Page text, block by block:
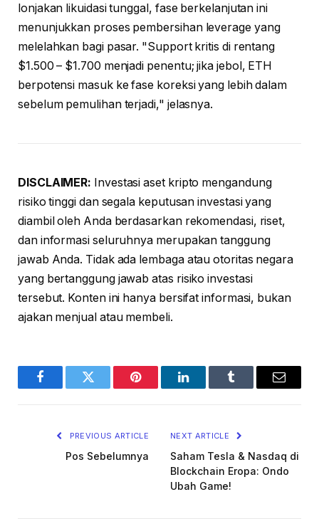
lonjakan likuidasi tunggal, fase berkelanjutan ini
menunjukkan proses pembersihan leverage yang
melelahkan bagi pasar. "Support kritis di rentang
$1.500 – $1.700 menjadi penentu; jika jebol, ETH
berpotensi masuk ke fase koreksi yang lebih dalam
sebelum pemulihan terjadi," jelasnya.
DISCLAIMER: Investasi aset kripto mengandung
risiko tinggi dan segala keputusan investasi yang
diambil oleh Anda berdasarkan rekomendasi, riset,
dan informasi seluruhnya merupakan tanggung
jawab Anda. Tidak ada lembaga atau otoritas negara
yang bertanggung jawab atas risiko investasi
tersebut. Konten ini hanya bersifat informasi, bukan
ajakan menjual atau membeli.
FacebookTwitter Pinterest LinkedInTumblr Email
PREVIOUS ARTICLE
Pos Sebelumnya
NEXT ARTICLE
Saham Tesla & Nasdaq di
Blockchain Eropa: Ondo
Ubah Game!